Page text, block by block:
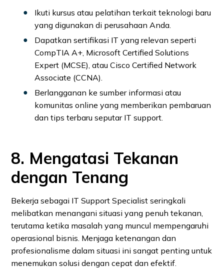
Ikuti kursus atau pelatihan terkait teknologi baru
yang digunakan di perusahaan Anda.
Dapatkan sertifikasi IT yang relevan seperti
CompTIA A+, Microsoft Certified Solutions
Expert (MCSE), atau Cisco Certified Network
Associate (CCNA).
Berlangganan ke sumber informasi atau
komunitas online yang memberikan pembaruan
dan tips terbaru seputar IT support.
8. Mengatasi Tekanan
dengan Tenang
Bekerja sebagai IT Support Specialist seringkali
melibatkan menangani situasi yang penuh tekanan,
terutama ketika masalah yang muncul mempengaruhi
operasional bisnis. Menjaga ketenangan dan
profesionalisme dalam situasi ini sangat penting untuk
menemukan solusi dengan cepat dan efektif.